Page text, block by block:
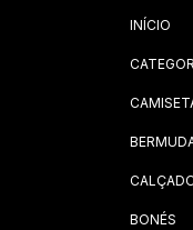
INÍCIO
BONÉS